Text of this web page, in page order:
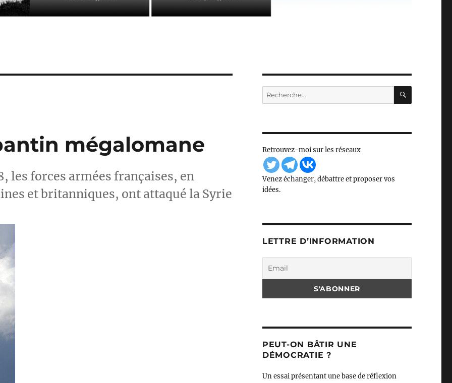
mégalomane
les forces armées françaises, en
et britanniques, ont attaqué la Syrie
Recherche
pour :
Retrouvez-moi sur les réseaux
Venez échanger, débattre et proposer vos
idées.
LETTRE D’INFORMATION
PEUT-ON BÂTIR UNE
DÉMOCRATIE ?
Un essai présentant une base de réflexion